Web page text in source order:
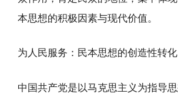
本思想的积极因素与现代价值。
为人民服务：民本思想的创造性转化
中国共产党是以马克思主义为指导